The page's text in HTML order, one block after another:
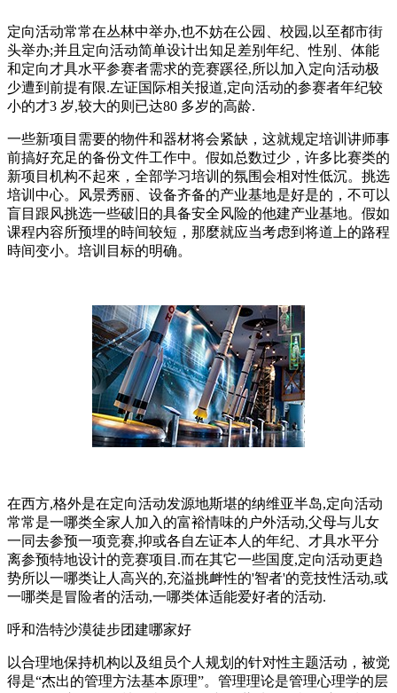
定向活动常常在丛林中举办,也不妨在公园、校园,以至都市街
头举办;并且定向活动简单设计出知足差别年纪、性别、体能
和定向才具水平参赛者需求的竞赛蹊径,所以加入定向活动极
少遭到前提有限.左证国际相关报道,定向活动的参赛者年纪较
小的才3 岁,较大的则已达80 多岁的高龄.
一些新项目需要的物件和器材将会紧缺，这就规定培训讲师事
前搞好充足的备份文件工作中。假如总数过少，许多比赛类的
新项目机构不起來，全部学习培训的氛围会相对性低沉。挑选
培训中心。风景秀丽、设备齐备的产业基地是好是的，不可以
盲目跟风挑选一些破旧的具备安全风险的他建产业基地。假如
课程内容所预埋的時间较短，那麼就应当考虑到将道上的路程
時间变小。培训目标的明确。
在西方,格外是在定向活动发源地斯堪的纳维亚半岛,定向活动
常常是一哪类全家人加入的富裕情味的户外活动,父母与儿女
一同去参预一项竞赛,抑或各自左证本人的年纪、才具水平分
离参预特地设计的竞赛项目.而在其它一些国度,定向活动更趋
势所以一哪类让人高兴的,充溢挑衅性的'智者'的竞技性活动,或
一哪类是冒险者的活动,一哪类体适能爱好者的活动.
呼和浩特沙漠徒步团建哪家好
以合理地保持机构以及组员个人规划的针对性主题活动，被觉
得是“杰出的管理方法基本原理”。管理理论是管理心理学的层